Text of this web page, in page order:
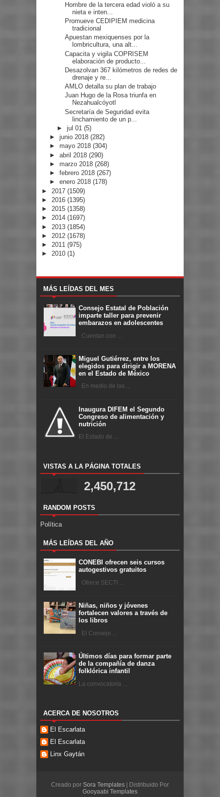
Hombre de la tercera edad violó a su
nieta e inten...
Promueve CEDIPIEM medicina
tradicional
Apuestan mexiquenses por la
lombricultura, una alt...
Capacita y vigila COPRISEM
elaboración de producto...
Desazolvan 367 kilómetros de redes de
drenaje y re...
AMLO detalla su plan de trabajo
Juan Hugo de la Rosa triunfa en
Nezahualcóyotl
Secretaría de Seguridad evita
linchamiento de un p...
►jul 01(5)
► junio 2018 (282)
► mayo 2018 (304)
► abril 2018 (290)
► marzo 2018 (268)
► febrero 2018 (267)
► enero 2018 (178)
► 2017 (1509)
► 2016 (1395)
► 2015 (1358)
► 2014 (1697)
► 2013 (1854)
► 2012 (1678)
► 2011 (975)
► 2010 (1)
MÁS LEÍDAS DEL MES
Consejo Estatal de Población
imparte taller para prevenir
embarazos en adolescentes
Cuentan con ...
Miguel Gutiérrez, entre los
elegidos para dirigir a MORENA
en el Estado de México
En medio de las ...
Inaugura DIFEM el Segundo
Congreso de alimentación y
nutrición
El Estado de ...
VISTAS A LA PÁGINA TOTALES
2,450,712
RANDOM POSTS
Política
MÁS LEÍDAS DEL AÑO
CONEBI ofrecen seis cursos
autogestivos gratuitos
Ofrece SECTI ...
Niñas, niños y jóvenes
fortalecen valores a través de
los libros
El Consejo ...
Últimos días para formar parte
de la compañía de danza
folklórica infantil
La convocatoria ...
ACERCA DE NOSOTROS
El Escarlata
El Escarlata
Linx Gaytán
Creado por Sora Templates | Distribuido Por
Gooyaabi Templates